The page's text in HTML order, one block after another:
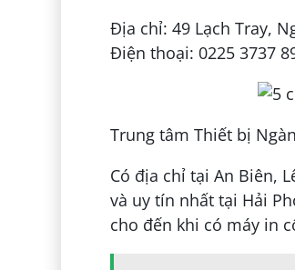
Địa chỉ: 49 Lạch Tray,
Điện thoại: 0225 3737
Trung tâm Thiết bị
Có địa chỉ tại An Biên,
và uy tín nhất tại Hải
cho đến khi có máy in